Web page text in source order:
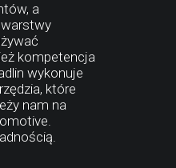
a
warstwy
kompetencja
wykonuje
które
nam na